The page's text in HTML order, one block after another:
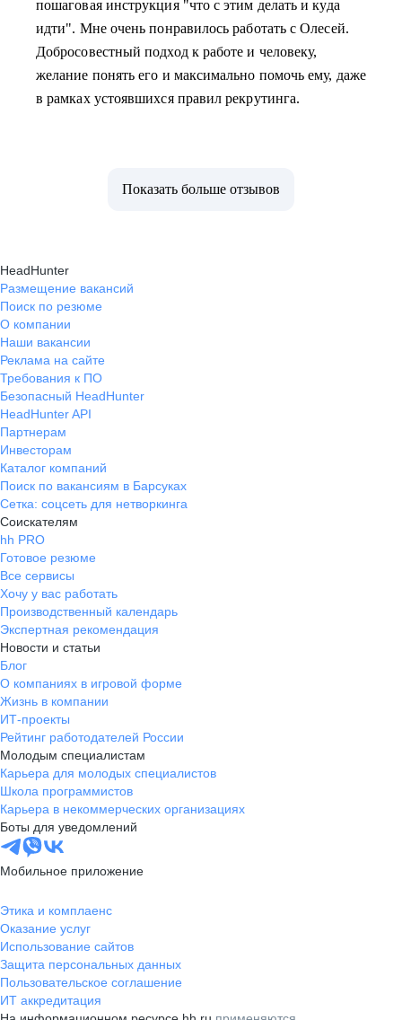
пошаговая инструкция "что с этим делать и куда
идти". Мне очень понравилось работать с Олесей.
Добросовестный подход к работе и человеку,
желание понять его и максимально помочь ему, даже
в рамках устоявшихся правил рекрутинга.
Показать больше отзывов
HeadHunter
Размещение вакансий
Поиск по резюме
О компании
Наши вакансии
Реклама на сайте
Требования к ПО
Безопасный HeadHunter
HeadHunter API
Партнерам
Инвесторам
Каталог компаний
Поиск по вакансиям в Барсуках
Сетка: соцсеть для нетворкинга
Соискателям
hh PRO
Готовое резюме
Все сервисы
Хочу у вас работать
Производственный календарь
Экспертная рекомендация
Новости и статьи
Блог
О компаниях в игровой форме
Жизнь в компании
ИТ-проекты
Рейтинг работодателей России
Молодым специалистам
Карьера для молодых специалистов
Школа программистов
Карьера в некоммерческих организациях
Боты для уведомлений
Мобильное приложение
Этика и комплаенс
Оказание услуг
Использование сайтов
Защита персональных данных
Пользовательское соглашение
ИТ аккредитация